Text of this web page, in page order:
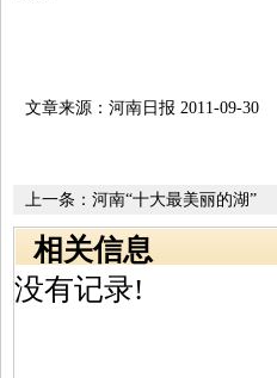
文章来源：河南日报 2011-09-30
上一条： 河南“十大最美丽的湖”
相关信息
没有记录!